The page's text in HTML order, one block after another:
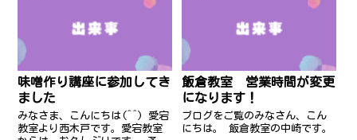
味噌作り講座に参加してき
ました
みなさま、こんにちは(^^) 愛宕
教室より西木戸です。愛宕教室
飯倉教室 営業時間が変更
になります！
ブログをご覧のみなさん、こん
にちは。 飯倉教室の中崎です。